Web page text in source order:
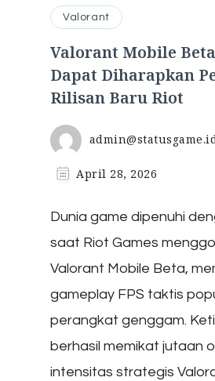
Valorant
Valorant Mobile
Dapat Diharapkan
Rilisan Baru Riot
April 28, 2026
Dunia game dipenuhi
saat Riot Games
Valorant Mobile Beta,
gameplay FPS taktis
perangkat genggam.
berhasil memikat jutaan
intensitas strategis